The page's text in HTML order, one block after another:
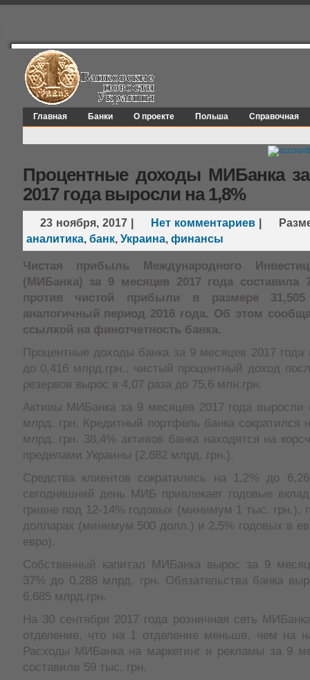
Главная Банки О проекте Польша Справочная
Процентные доходы МИБанка
2017 года выросли на 1,8%
23 ноября, 2017| Нет комментариев
аналитика, банк, Украина, финансы
Чистая прибыль Международного
(МИБанка) за 9 месяцев 2017 года составила
против чистой прибыли в размере
аналогичный период 2016 года. Об этом
ссылкой на финотчетность банка.
Процентные доходы банка за 9 месяцев 2017
до 0,416 млрд.грн., чистый процентный доход
резервов вырос в 4,07 раза до 75,6 млн.грн.
Активы МИБанка за 9 месяцев 2017 года выросли
млрд. грн. Кредитный портфель банка сократился
млрд. грн. 38,4% активов банка находятся на
пределами Украины (2,682 млрд. грн.).
Средства клиентов сократились на 1,2% до
сегодняшний день МИБ привлекает годовые
гривне под 12-14% годовых (минимум 1 тыс. грн.),
долларах (минимум 500 долл.) и 2,5% годовых в
евро).
Собственный капитал МИБанка вырос за 9
37% до 0,288 млрд. грн. Обязательства банка
6,685 млрд.грн.
На 30 сентября 2017 года розничная сеть
отделение, что на 1 отделение меньше, чем на
Расходы МИБанка на маркетинг и рекламы за 9
составили 59 тыс. грн.